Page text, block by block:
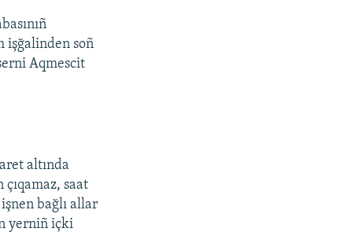
işğalinden soñ
Aqmescit
altında
çıqamaz, saat
bağlı allar
yerniñ içki